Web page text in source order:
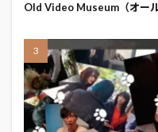
Old Video Museum（オール